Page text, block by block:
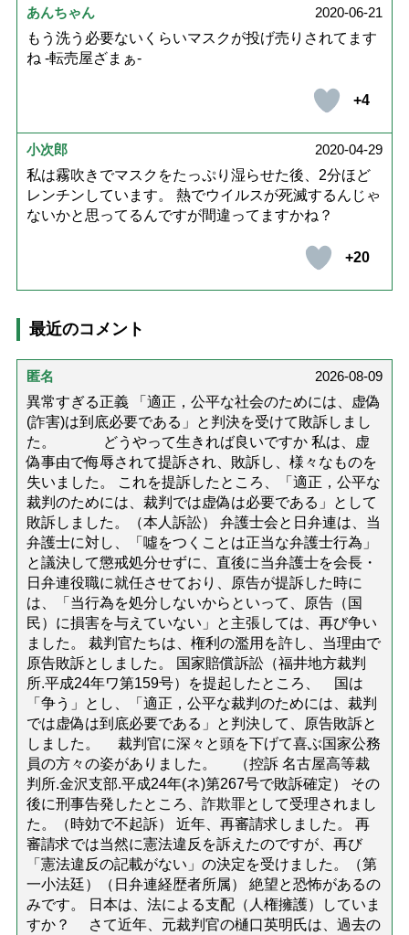
あんちゃん
2020-06-21
もう洗う必要ないくらいマスクが投げ売りされてます
ね -転売屋ざまぁ-
+4
小次郎
2020-04-29
私は霧吹きでマスクをたっぷり湿らせた後、2分ほど
レンチンしています。 熱でウイルスが死滅するんじゃ
ないかと思ってるんですが間違ってますかね？
+20
最近のコメント
匿名
2026-08-09
異常すぎる正義 「適正，公平な社会のためには、虚偽
(詐害)は到底必要である」と判決を受けて敗訴しまし
た。 どうやって生きれば良いですか 私は、虚
偽事由で侮辱されて提訴され、敗訴し、様々なものを
失いました。 これを提訴したところ、「適正，公平な
裁判のためには、裁判では虚偽は必要である」として
敗訴しました。（本人訴訟） 弁護士会と日弁連は、当
弁護士に対し、「噓をつくことは正当な弁護士行為」
と議決して懲戒処分せずに、直後に当弁護士を会長・
日弁連役職に就任させており、原告が提訴した時に
は、「当行為を処分しないからといって、原告（国
民）に損害を与えていない」と主張しては、再び争い
ました。 裁判官たちは、権利の濫用を許し、当理由で
原告敗訴としました。 国家賠償訴訟（福井地方裁判
所.平成24年ワ第159号）を提起したところ、 国は
「争う」とし、「適正，公平な裁判のためには、裁判
では虚偽は到底必要である」と判決して、原告敗訴と
しました。 裁判官に深々と頭を下げて喜ぶ国家公務
員の方々の姿がありました。 （控訴 名古屋高等裁
判所.金沢支部.平成24年(ネ)第267号で敗訴確定） その
後に刑事告発したところ、詐欺罪として受理されまし
た。（時効で不起訴） 近年、再審請求しました。 再
審請求では当然に憲法違反を訴えたのですが、再び
「憲法違反の記載がない」の決定を受けました。（第
一小法廷）（日弁連経歴者所属） 絶望と恐怖があるの
みです。 日本は、法による支配（人権擁護）していま
すか？ さて近年、元裁判官の樋口英明氏は、過去の